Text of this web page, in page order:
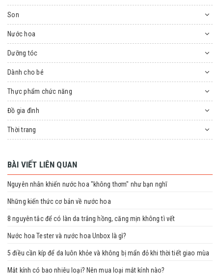
Son
Nước hoa
Dưỡng tóc
Dành cho bé
Thực phẩm chức năng
Đồ gia đình
Thời trang
BÀI VIẾT LIÊN QUAN
Nguyên nhân khiến nước hoa "không thơm" như bạn nghĩ
Những kiến thức cơ bản về nước hoa
8 nguyên tắc để có làn da trắng hồng, căng mịn không tì vết
Nước hoa Tester và nước hoa Unbox là gì?
5 điều cần kíp để da luôn khỏe và không bị mẩn đỏ khi thời tiết giao mùa
Mắt kính có bao nhiêu loại? Nên mua loại mắt kính nào?